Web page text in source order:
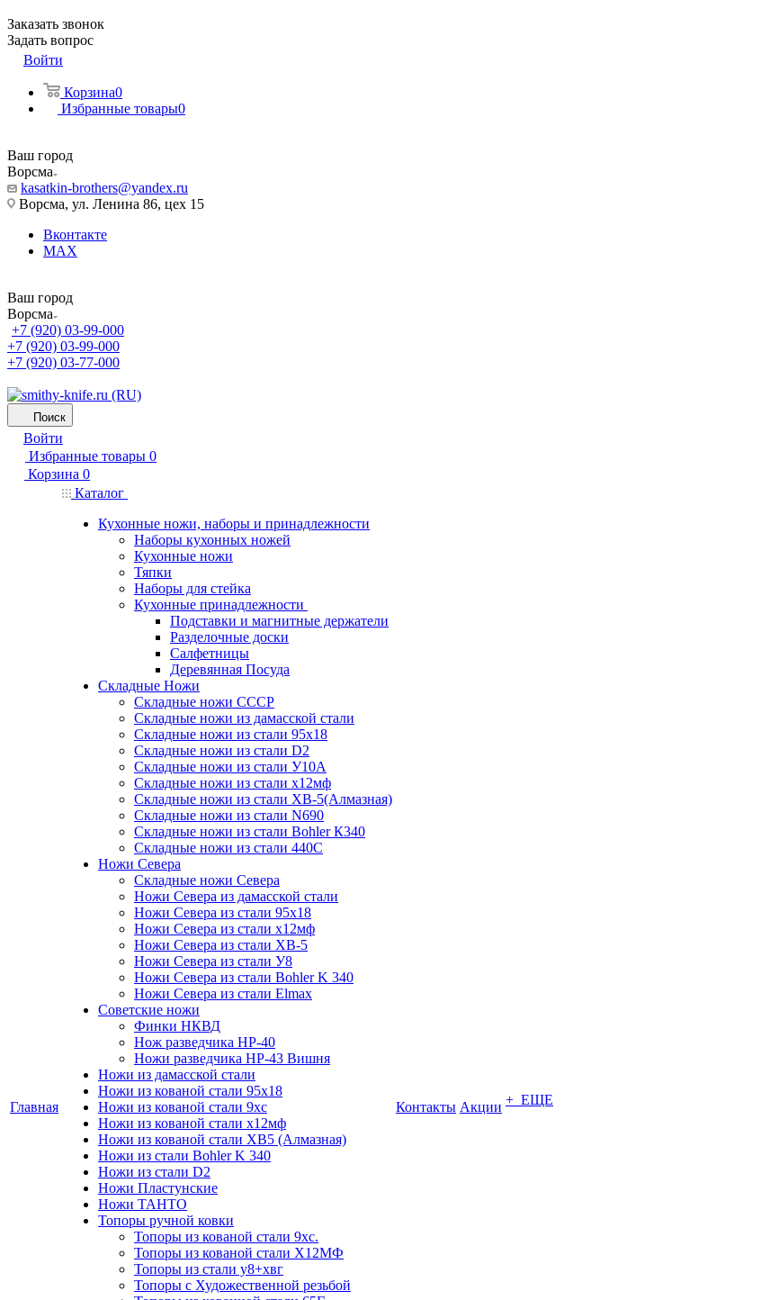
Заказать звонок
Задать вопрос
Войти
Корзина0
Избранные товары0
Ваш город
Ворсма
kasatkin-brothers@yandex.ru
Ворсма, ул. Ленина 86, цех 15
Вконтакте
MAX
Ваш город
Ворсма
+7 (920) 03-99-000
+7 (920) 03-99-000
+7 (920) 03-77-000
Поиск
Войти
Избранные товары 0
Корзина 0
Главная
Каталог
Кухонные ножи, наборы и принадлежности
Наборы кухонных ножей
Кухонные ножи
Тяпки
Наборы для стейка
Кухонные принадлежности
Подставки и магнитные держатели
Разделочные доски
Салфетницы
Деревянная Посуда
Складные Ножи
Cкладные ножи СССР
Складные ножи из дамасской стали
Складные ножи из стали 95х18
Складные ножи из стали D2
Складные ножи из стали У10А
Складные ножи из стали х12мф
Складные ножи из стали ХВ-5(Алмазная)
Складные ножи из стали N690
Складные ножи из стали Bohler К340
Складные ножи из стали 440С
Ножи Севера
Складные ножи Севера
Ножи Севера из дамасской стали
Ножи Севера из стали 95х18
Ножи Севера из стали х12мф
Ножи Севера из стали ХВ-5
Ножи Севера из стали У8
Ножи Севера из стали Bohler K 340
Ножи Севера из стали Elmax
Советские ножи
Финки НКВД
Нож разведчика НР-40
Ножи разведчика НР-43 Вишня
Ножи из дамасской стали
Ножи из кованой стали 95х18
Ножи из кованой стали 9хс
Ножи из кованой стали х12мф
Ножи из кованой стали ХВ5 (Алмазная)
Ножи из стали Bohler K 340
Ножи из стали D2
Ножи Пластунские
Ножи ТАНТО
Топоры ручной ковки
Топоры из кованой стали 9хс.
Топоры из кованой стали Х12МФ
Топоры из стали у8+хвг
Топоры с Художественной резьбой
Контакты Акции + ЕЩЕ